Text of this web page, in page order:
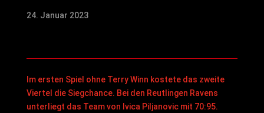
24. Januar 2023
Im ersten Spiel ohne Terry Winn kostete das zweite
Viertel die Siegchance. Bei den Reutlingen Ravens
unterliegt das Team von Ivica Piljanovic mit 70:95.